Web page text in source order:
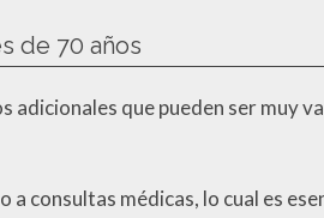
de 70 años
que pueden ser muy
consultas médicas, lo cual es